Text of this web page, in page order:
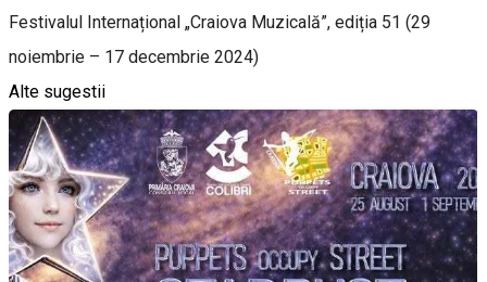
Festivalul Internațional „Craiova Muzicală”, ediția 51 (29
noiembrie – 17 decembrie 2024)
Alte sugestii